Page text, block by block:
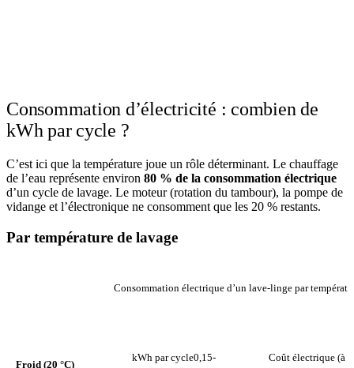
Consommation d’électricité : combien de
kWh par cycle ?
C’est ici que la température joue un rôle déterminant. Le chauffage
de l’eau représente environ 80 % de la consommation électrique
d’un cycle de lavage. Le moteur (rotation du tambour), la pompe de
vidange et l’électronique ne consomment que les 20 % restants.
Par température de lavage
Consommation électrique d’un lave-linge par
Froid (20 °C)
kWh par cycle0,15-
Coût électrique (à